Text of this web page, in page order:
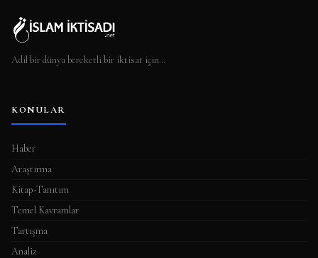
Adil bir dünya bereketli bir iktisat için…
KONULAR
Haber
Araştırma
Kitap-Tanıtım
Temel Kavramlar
Tartışma
Analiz